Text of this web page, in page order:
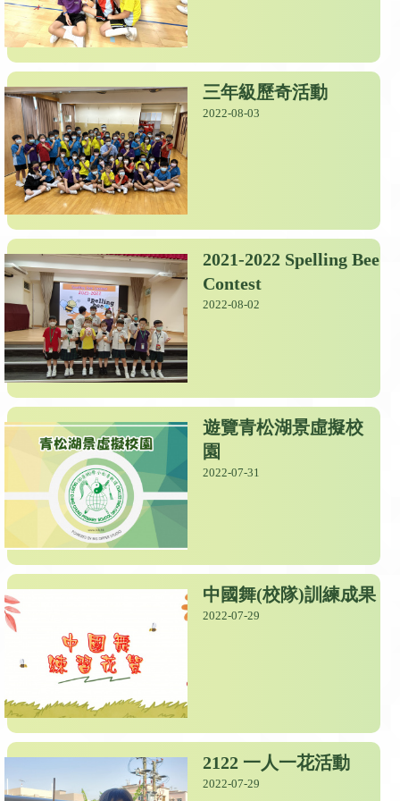
三年級歷奇活動
2022-08-03
2021-2022 Spelling Bee
Contest
2022-08-02
遊覽青松湖景虛擬校
園
2022-07-31
中國舞(校隊)訓練成果
2022-07-29
2122 一人一花活動
2022-07-29